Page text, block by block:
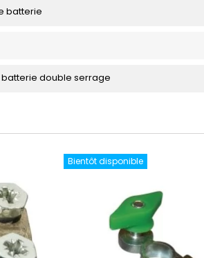
batterie
double serrage
Bientôt disponible